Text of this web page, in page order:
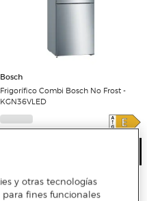
Bosch
Frigorífico Combi Bosch No Frost -
KGN36VLED
y otras tecnologías
fines funcionales